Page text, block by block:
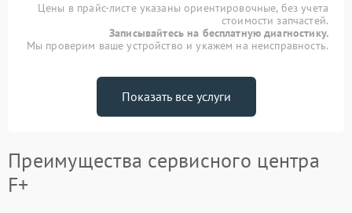
Цены в прайс-листе указаны ориентировочные, без учета
стоимости запчастей.
Записывайтесь на бесплатную диагностику.
Мы проверим ваше устройство и укажем на неисправность.
Показать все услуги
Преимущества сервисного центра
F+